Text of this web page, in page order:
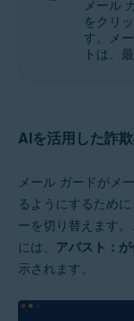
メール
をクリ
す。メ
トは、
AIを活用した詐
メール ガードがメ
るようにするために、
ーを切り替えます
には、 アバスト：
示されます。